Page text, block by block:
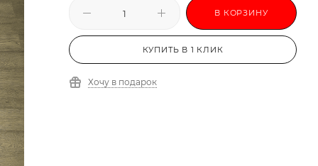
В КОРЗИНУ
КУПИТЬ В 1 КЛИК
Хочу в подарок